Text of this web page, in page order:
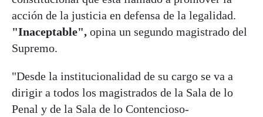
acción de la justicia en defensa de la legalidad.
"Inaceptable", opina un segundo magistrado del
Supremo.
"Desde la institucionalidad de su cargo se va a
dirigir a todos los magistrados de la Sala de lo
Penal y de la Sala de lo Contencioso-